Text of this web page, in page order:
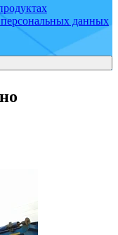
персональных данных